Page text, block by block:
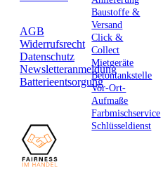
AGB
Widerrufsrecht
Datenschutz
Newsletteranmeldung
Batterieentsorgung
Baustoffe &
Versand
Click &
Collect
Mietgeräte
Betontankstelle
Vor-Ort-
Aufmaße
Farbmischservice
Schlüsseldienst